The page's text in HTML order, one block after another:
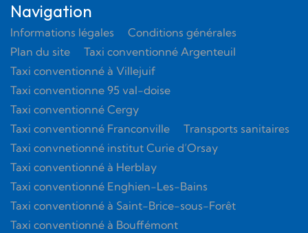
Navigation
Informations légales
Conditions générales
Plan du site
Taxi conventionné Argenteuil
Taxi conventionné à Villejuif
Taxi conventionne 95 val-doise
Taxi conventionné Cergy
Taxi conventionné Franconville
Transports sanitaires
Taxi convnetionné institut Curie d’Orsay
Taxi conventionné à Herblay
Taxi conventionné Enghien-Les-Bains
Taxi conventionné à Saint-Brice-sous-Forêt
Taxi conventionné à Bouffémont